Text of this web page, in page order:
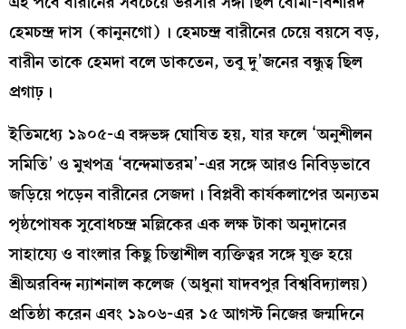
হেমচন্দ্র দাস (কানুনগো)। হেমচন্দ্র বারীনের চেয়ে বয়সে বড়,
বারীন তাকে হেমদা বলে ডাকতেন, তবু দু’জনের বন্ধুত্ব ছিল
প্রগাঢ়।
ইতিমধ্যে ১৯০৫-এ বঙ্গভঙ্গ ঘোষিত হয়, যার ফলে ‘অনুশীলন
সমিতি’ ও মুখপত্র ‘বন্দেমাতরম’-এর সঙ্গে আরও নিবিড়ভাবে
জড়িয়ে পড়েন বারীনের সেজদা। বিপ্লবী কার্যকলাপের অন্যতম
পৃষ্ঠপোষক সুবোধচন্দ্র মল্লিকের এক লক্ষ টাকা অনুদানের
সাহায্যে ও বাংলার কিছু চিন্তাশীল ব্যক্তিত্বর সঙ্গে যুক্ত হয়ে
শ্রীঅরবিন্দ ন্যাশনাল কলেজ (অধুনা যাদবপুর বিশ্ববিদ্যালয়)
প্রতিষ্ঠা করেন এবং ১৯০৬-এর ১৫ আগস্ট নিজের জন্মদিনে